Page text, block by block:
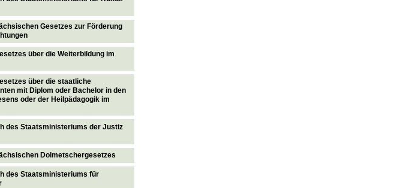
Gesetzes zur Förderung
über die Weiterbildung im
über die staatliche
mit Diplom oder Bachelor in den
oder der Heilpädagogik im
des Staatsministeriums der Justiz
Dolmetschergesetzes
des Staatsministeriums für